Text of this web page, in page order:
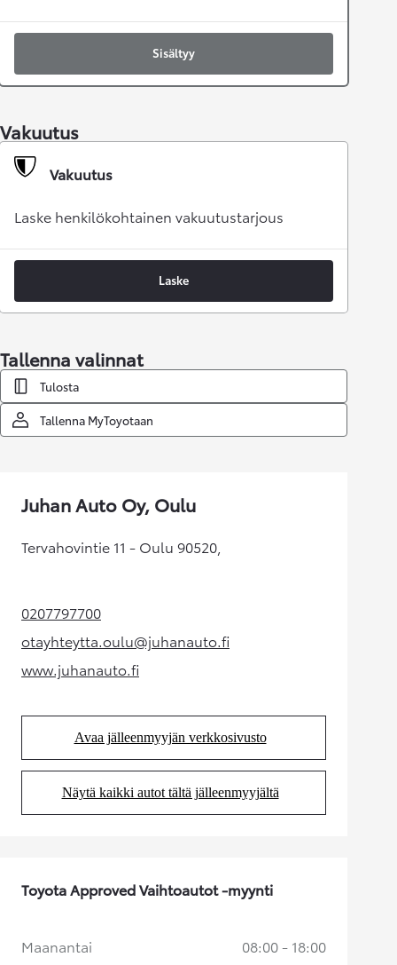
Sisältyy
Vakuutus
Vakuutus
Laske henkilökohtainen vakuutustarjous
Laske
Tallenna valinnat
Tulosta
Tallenna MyToyotaan
Juhan Auto Oy, Oulu
Tervahovintie 11 - Oulu 90520,
0207797700(Aukeaa uudessa välilehdessä)
otayhteytta.oulu@juhanauto.fi
(Aukeaa uudessa välilehdessä)
www.juhanauto.fi(Aukeaa uudessa välilehdessä)
Avaa jälleenmyyjän verkkosivusto
(Aukeaa uudessa välilehdessä)
Näytä kaikki autot tältä jälleenmyyjältä
(Aukeaa uudessa välilehdessä)
Toyota Approved Vaihtoautot -myynti
Maanantai
08:00 - 18:00